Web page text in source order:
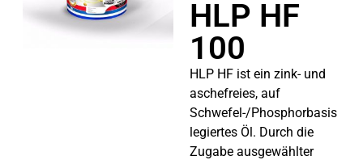
HLP HF
100
HLP HF ist ein zink- und
aschefreies, auf
Schwefel-/Phosphorbasis
legiertes Öl. Durch die
Zugabe ausgewählter